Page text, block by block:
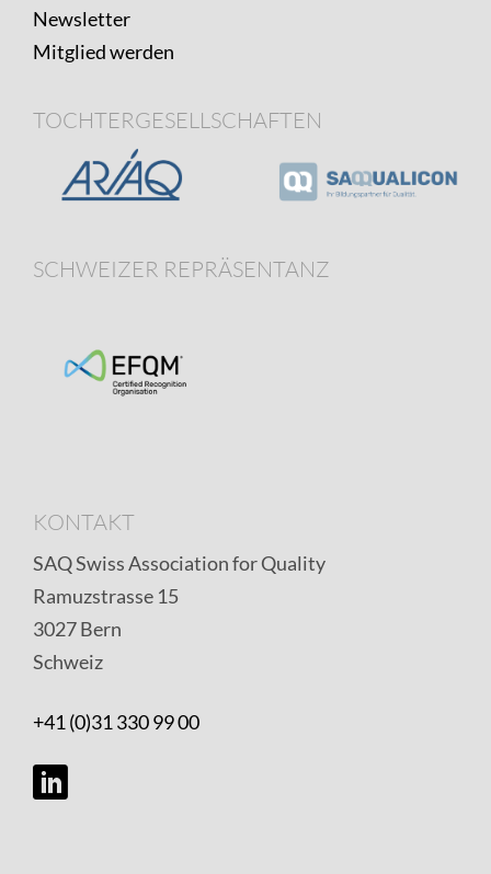
Newsletter
Mitglied werden
TOCHTERGESELLSCHAFTEN
SCHWEIZER REPRÄSENTANZ
KONTAKT
SAQ Swiss Association for Quality
Ramuzstrasse 15
3027 Bern
Schweiz
+41 (0)31 330 99 00